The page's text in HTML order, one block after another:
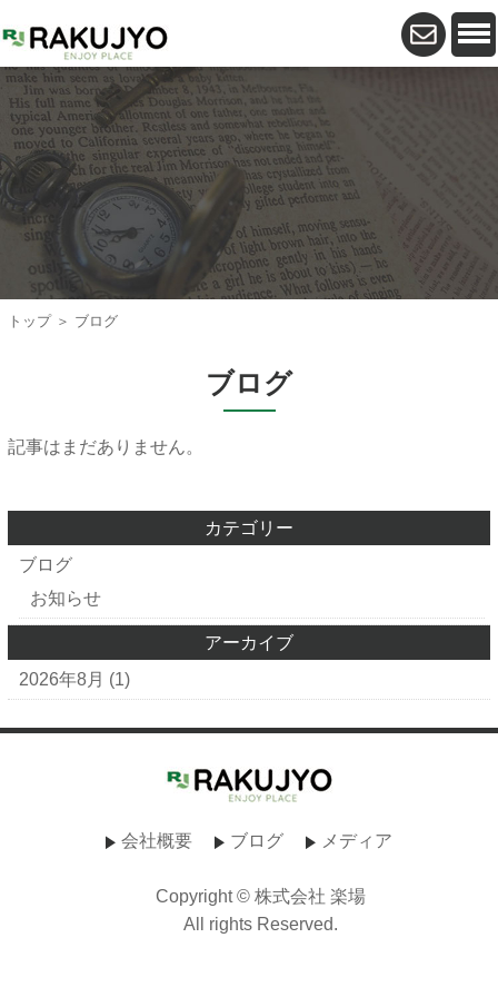
トップ＞ ブログ
ブログ
記事はまだありません。
カテゴリー
ブログ
お知らせ
アーカイブ
2026年8月 (1)
会社概要 ブログ メディア
Copyright © 株式会社 楽場
All rights Reserved.